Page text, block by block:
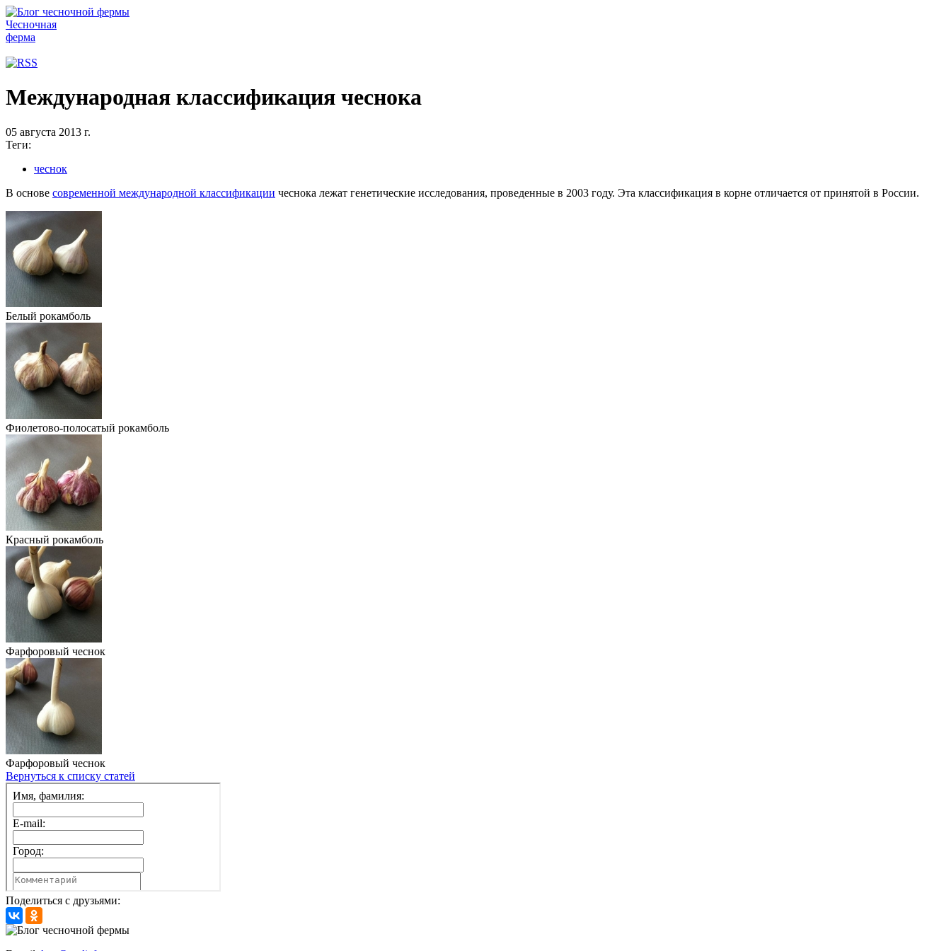
Чесночная
ферма
Международная классификация чеснока
05 августа 2013 г.
Теги:
чеснок
В основе современной международной классификации чеснока лежат генетические исследования, проведенные в 2003 году. Эта классификация в корне отличается от принятой в России.
Белый рокамболь
Фиолетово-полосатый рокамболь
Красный рокамболь
Фарфоровый чеснок
Фарфоровый чеснок
Вернуться к списку статей
Поделиться с друзьями: